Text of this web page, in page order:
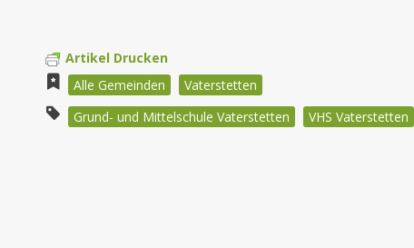
Artikel Drucken
Alle Gemeinden
Vaterstetten
Grund- und Mittelschule Vaterstetten
VHS Vaterstetten